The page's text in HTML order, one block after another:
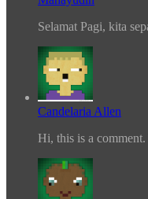
Selamat Pagi, kita
Candelaria Allen
Hi, this is a